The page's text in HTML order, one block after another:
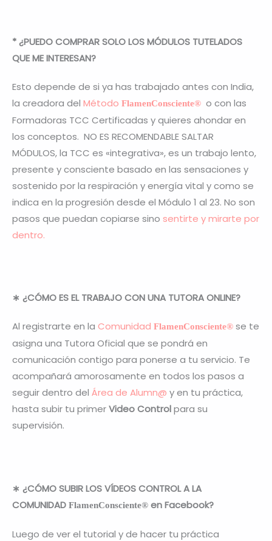
* ¿PUEDO COMPRAR SOLO LOS MÓDULOS TUTELADOS
QUE ME INTERESAN?
Esto depende de si ya has trabajado antes con India,
la creadora del Método FlamenConsciente® o con las
Formadoras TCC Certificadas y quieres ahondar en
los conceptos. NO ES RECOMENDABLE SALTAR
MÓDULOS, la TCC es «integrativa», es un trabajo lento,
presente y consciente basado en las sensaciones y
sostenido por la respiración y energía vital y como se
indica en la progresión desde el Módulo 1 al 23. No son
pasos que puedan copiarse sino sentirte y mirarte por
dentro.
∗ ¿CÓMO ES EL TRABAJO CON UNA TUTORA ONLINE?
Al registrarte en la Comunidad FlamenConsciente® se te
asigna una Tutora Oficial que se pondrá en
comunicación contigo para ponerse a tu servicio. Te
acompañará amorosamente en todos los pasos a
seguir dentro del Área de Alumn@ y en tu práctica,
hasta subir tu primerVideo Controlpara su
supervisión.
∗ ¿CÓMO SUBIR LOS VÍDEOS CONTROL A LA
COMUNIDAD FlamenConsciente® en Facebook?
Luego de ver el tutorial y de hacer tu práctica